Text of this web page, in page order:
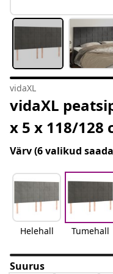
vidaXL
vidaXL
x 5 x 118/128
Värv(6 valikud
Helehall Tumehall
Suurus